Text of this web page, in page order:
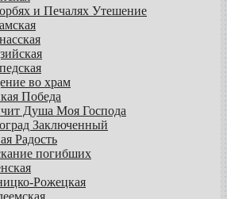
и Печалях Утешение
во храм
Победа
Душа Моя Господа
Заключенный
Радость
погибших
Рожецкая